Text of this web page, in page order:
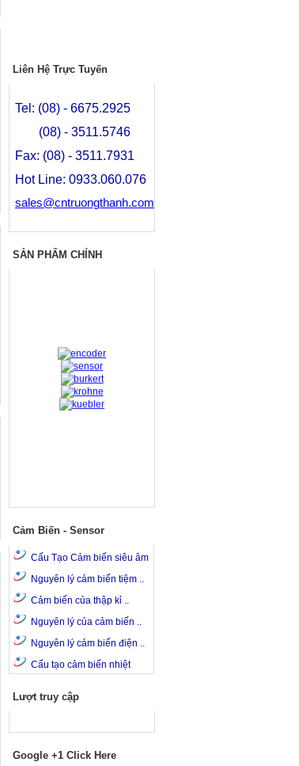
Liên Hệ Trực Tuyến
Tel: (08) - 6675.2925
(08) - 3511.5746
Fax: (08) - 3511.7931
Hot Line: 0933.060.076
sales@cntruongthanh.com
SẢN PHẨM CHÍNH
Cảm Biến - Sensor
Cấu Tạo Cảm biến siêu âm
Nguyên lý cảm biến tiệm ..
Cảm biến của thập kỉ ..
Nguyên lý của cảm biến ..
Nguyên lý cảm biến điện ..
Cấu tạo cảm biến nhiệt
Lượt truy cập
Google +1 Click Here